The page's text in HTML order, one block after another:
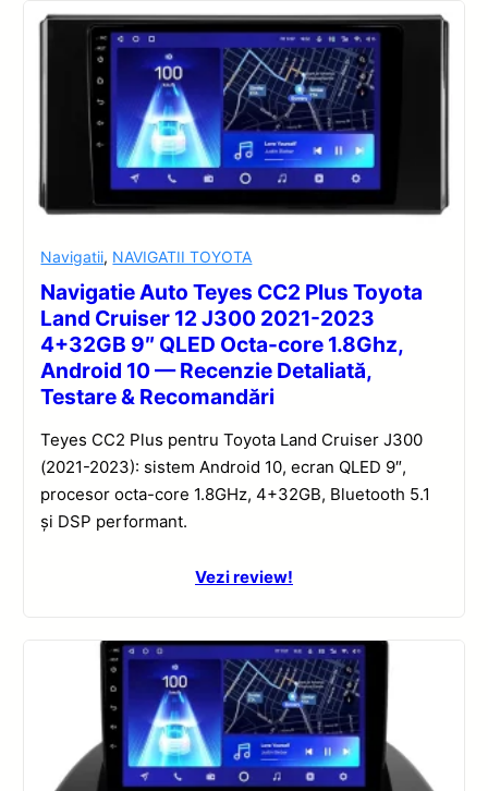
Navigatii, NAVIGATII TOYOTA
Navigatie Auto Teyes CC2 Plus Toyota
Land Cruiser 12 J300 2021-2023
4+32GB 9″ QLED Octa-core 1.8Ghz,
Android 10 — Recenzie Detaliată,
Testare & Recomandări
Teyes CC2 Plus pentru Toyota Land Cruiser J300
(2021-2023): sistem Android 10, ecran QLED 9″,
procesor octa-core 1.8GHz, 4+32GB, Bluetooth 5.1
și DSP performant.
Vezi review!